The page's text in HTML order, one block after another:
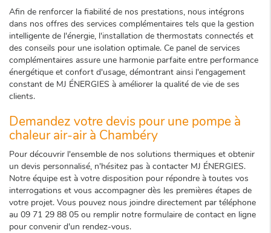
Afin de renforcer la fiabilité de nos prestations, nous intégrons
dans nos offres des services complémentaires tels que la gestion
intelligente de l'énergie, l'installation de thermostats connectés et
des conseils pour une isolation optimale. Ce panel de services
complémentaires assure une harmonie parfaite entre performance
énergétique et confort d'usage, démontrant ainsi l'engagement
constant de MJ ÉNERGIES à améliorer la qualité de vie de ses
clients.
Demandez votre devis pour une pompe à
chaleur air-air à Chambéry
Pour découvrir l'ensemble de nos solutions thermiques et obtenir
un devis personnalisé, n'hésitez pas à contacter MJ ÉNERGIES.
Notre équipe est à votre disposition pour répondre à toutes vos
interrogations et vous accompagner dès les premières étapes de
votre projet. Vous pouvez nous joindre directement par téléphone
au 09 71 29 88 05 ou remplir notre formulaire de contact en ligne
pour convenir d'un rendez-vous.